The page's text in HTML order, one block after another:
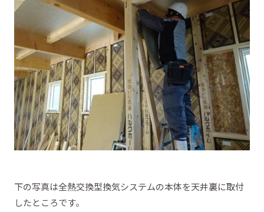
下の写真は全熱交換型換気システムの本体を天井裏に取付
したところです。